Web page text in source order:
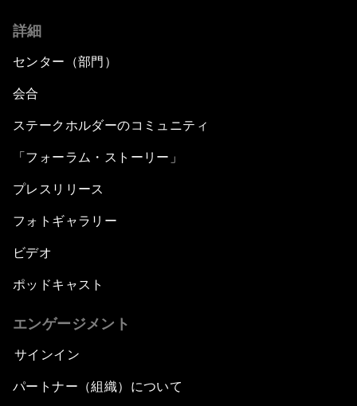
詳細
センター（部門）
会合
ステークホルダーのコミュニティ
「フォーラム・ストーリー」
プレスリリース
フォトギャラリー
ビデオ
ポッドキャスト
エンゲージメント
サインイン
パートナー（組織）について